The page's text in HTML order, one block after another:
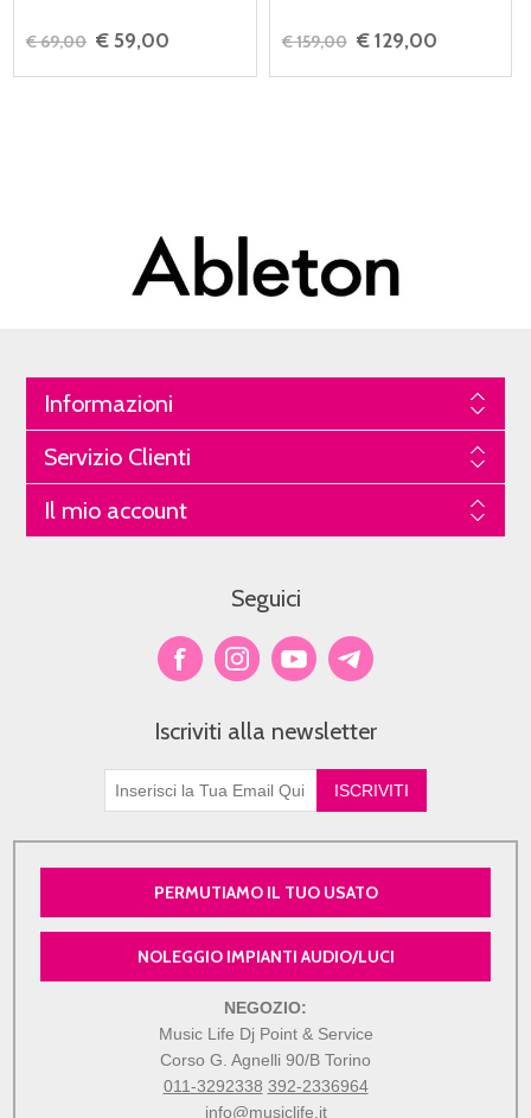
€ 69,00 € 59,00 € 159,00 € 129,00
Informazioni
Servizio Clienti
Il mio account
Seguici
Iscriviti alla newsletter
PERMUTIAMO IL TUO USATO
NOLEGGIO IMPIANTI AUDIO/LUCI
NEGOZIO:
Music Life Dj Point & Service
Corso G. Agnelli 90/B Torino
011-3292338 392-2336964
info@musiclife.it